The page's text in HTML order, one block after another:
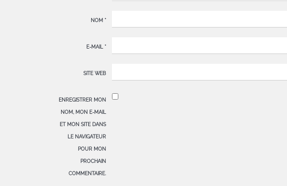
NOM *
E-MAIL *
SITE WEB
ENREGISTRER MON
NOM, MON E-MAIL
ET MON SITE DANS
LE NAVIGATEUR
POUR MON
PROCHAIN
COMMENTAIRE.